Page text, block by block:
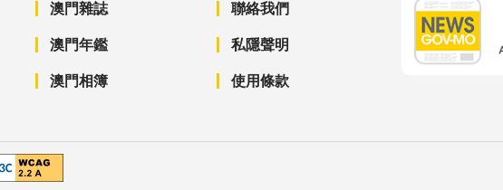
澳門雜誌
澳門年鑑
澳門相簿
聯絡我們
私隱聲明
使用條款